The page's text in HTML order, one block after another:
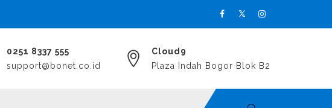
0251 8337 555
support@bonet.co.id
Cloud9
Plaza Indah Bogor Blok B2